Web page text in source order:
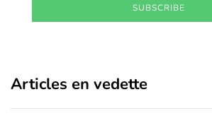
SUBSCRIBE
Articles en vedette